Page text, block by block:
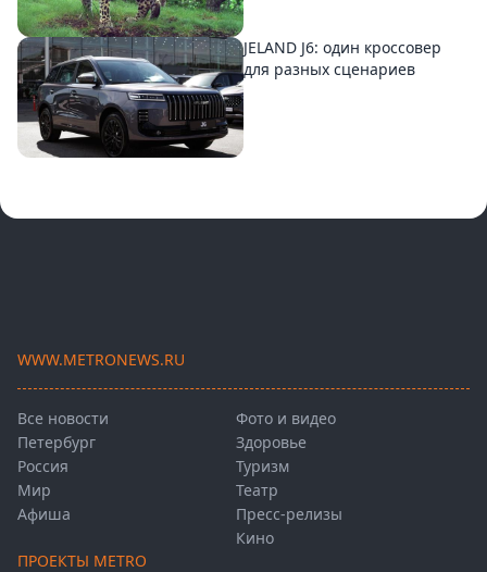
JELAND J6: один кроссовер
для разных сценариев
WWW.METRONEWS.RU
Все новости
Петербург
Россия
Мир
Афиша
Фото и видео
Здоровье
Туризм
Театр
Пресс-релизы
Кино
ПРОЕКТЫ METRO